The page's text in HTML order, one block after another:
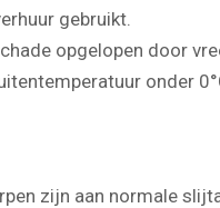
gebruikt.
opgelopen door
onder
zijn aan normale